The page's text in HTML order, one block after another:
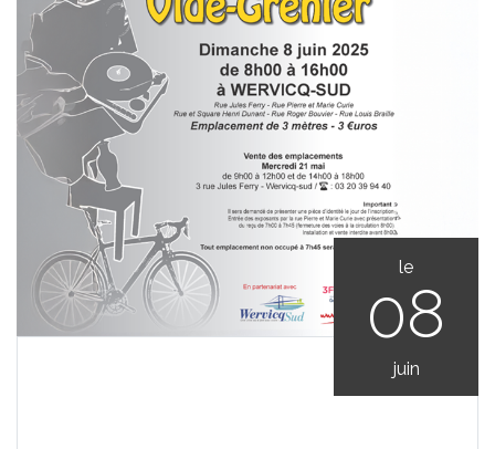
le
08
juin